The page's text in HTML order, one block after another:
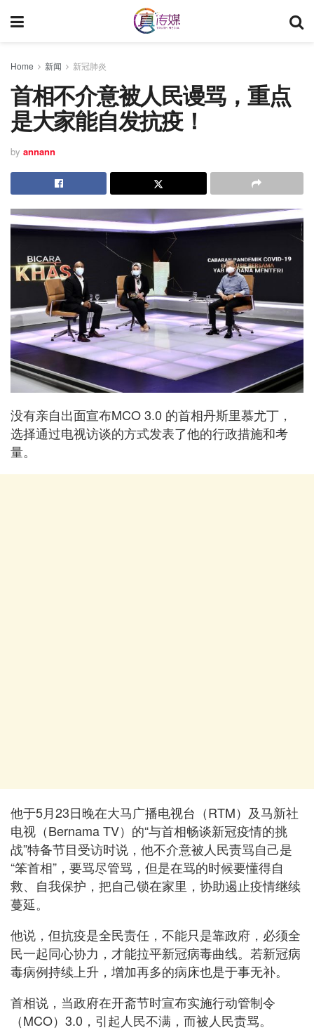
Home 新闻 新冠肺炎
首相不介意被人民谩骂，重点
是大家能自发抗疫！
by annann
没有亲自出面宣布MCO 3.0 的首相丹斯里慕尤丁，
选择通过电视访谈的方式发表了他的行政措施和考
量。
他于5月23日晚在大马广播电视台（RTM）及马新社
电视（Bernama TV）的“与首相畅谈新冠疫情的挑
战”特备节目受访时说，他不介意被人民责骂自己是
“笨首相”，要骂尽管骂，但是在骂的时候要懂得自
救、自我保护，把自己锁在家里，协助遏止疫情继续
蔓延。
他说，但抗疫是全民责任，不能只是靠政府，必须全
民一起同心协力，才能拉平新冠病毒曲线。若新冠病
毒病例持续上升，增加再多的病床也是于事无补。
首相说，当政府在开斋节时宣布实施行动管制令
（MCO）3.0，引起人民不满，而被人民责骂。